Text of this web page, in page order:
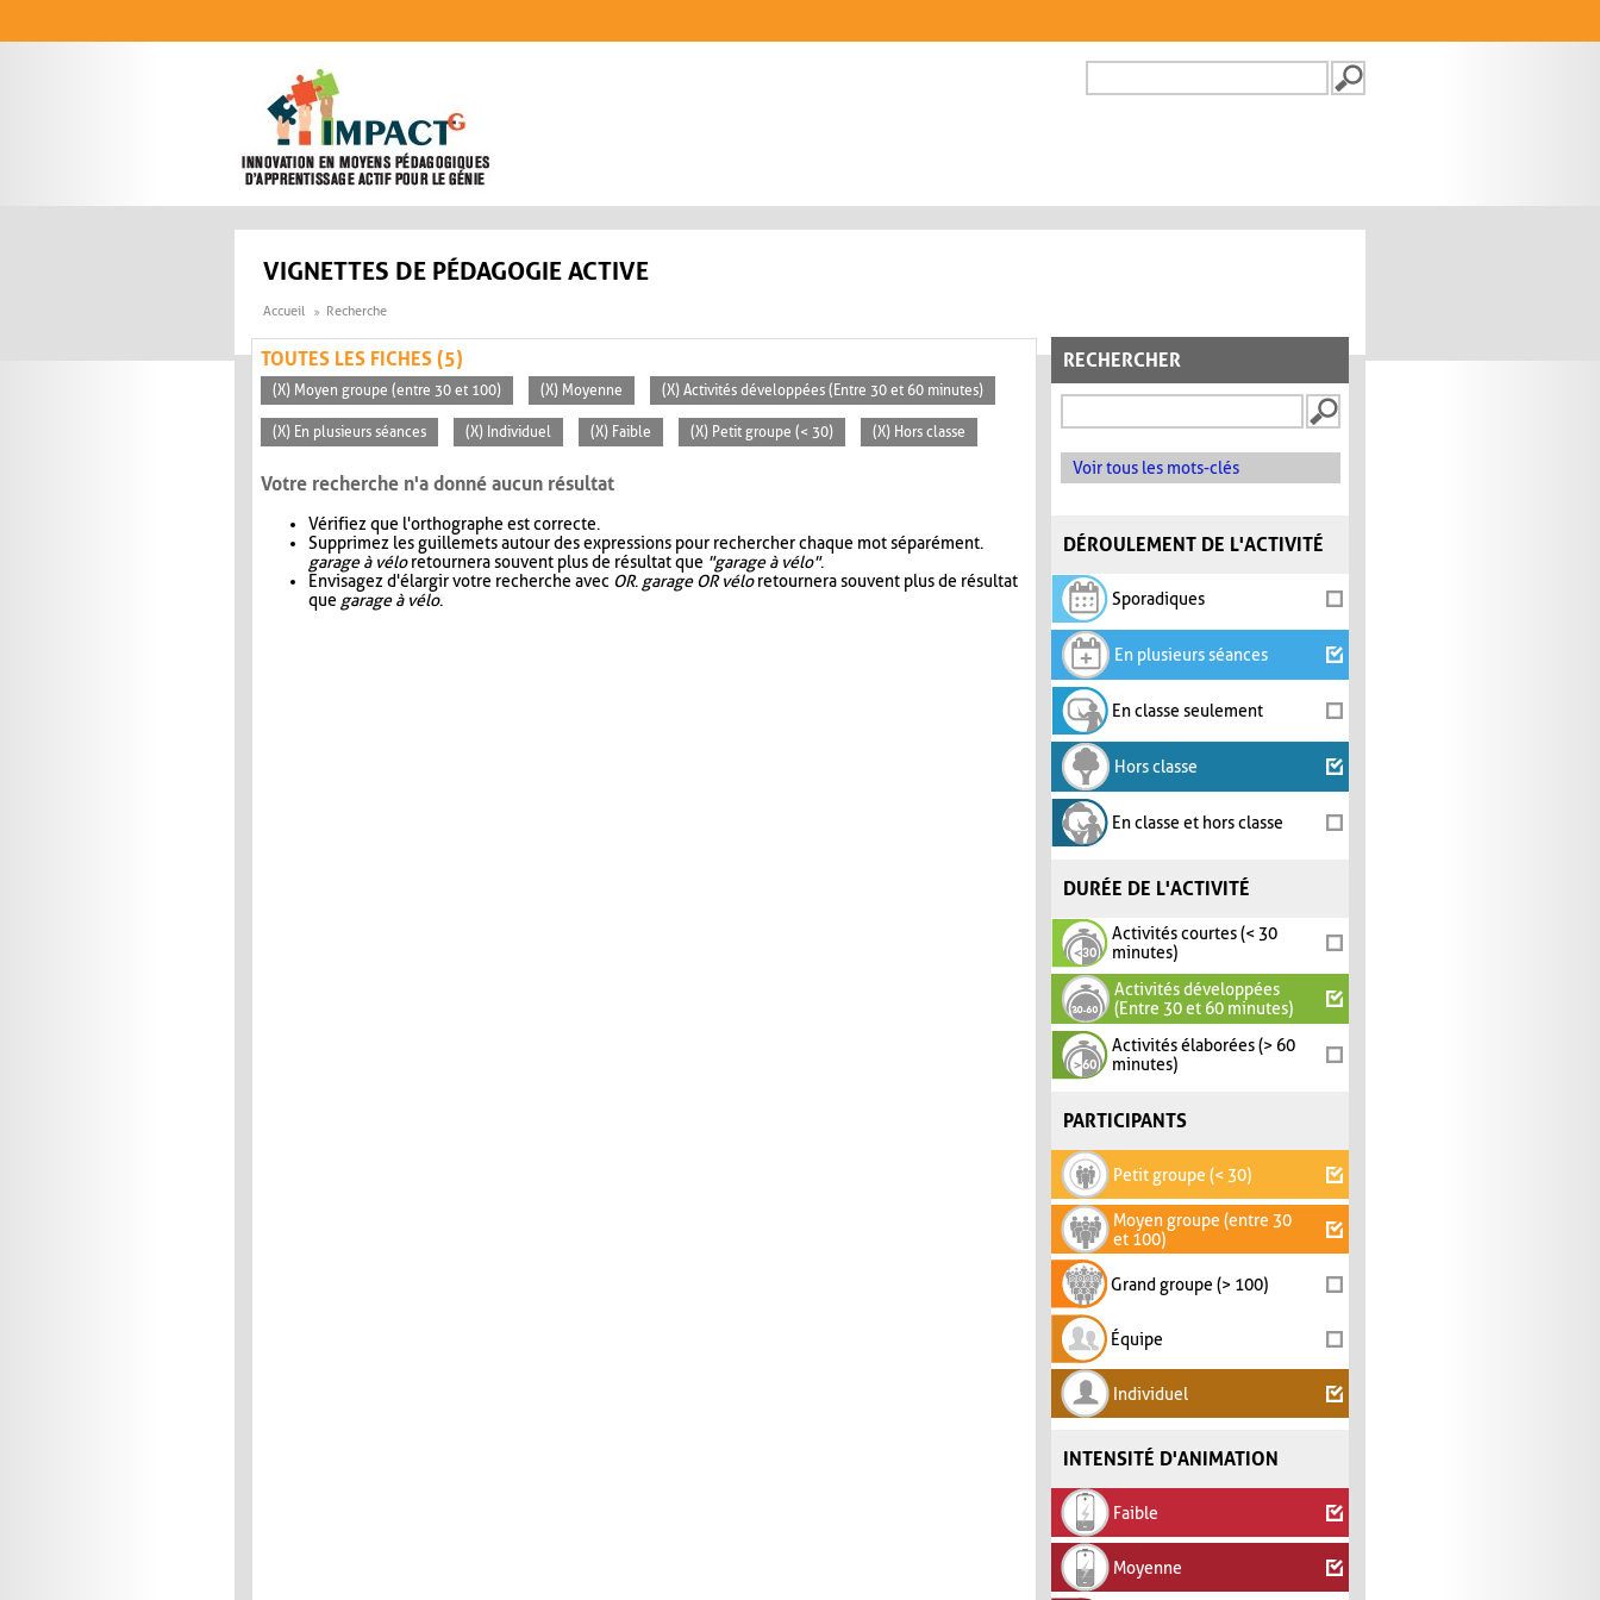
FORMULAIRE DE
VIGNETTES DE PÉDAGOGIE ACTIVE
Accueil Recherche
RECHERCHER
Voir tous les mots-clés
DÉROULEMENT DE L'ACTIVITÉ
Sporadiques
En plusieurs séances
En classe seulement
Hors classe
En classe et hors classe
DURÉE DE L'ACTIVITÉ
Activités courtes (< 30
minutes)
Activités développées
(Entre 30 et 60 minutes)
Activités élaborées (> 60
minutes)
PARTICIPANTS
Petit groupe (< 30)
Moyen groupe (entre 30
et 100)
Grand groupe (> 100)
Équipe
Individuel
INTENSITÉ D'ANIMATION
Faible
Moyenne
TOUTES LES FICHES (5)
(X) Moyen groupe (entre 30 et 100) (X) Moyenne (X) Activités développées (Entre 30 et 60 minutes)
(X) En plusieurs séances (X) Individuel (X) Faible (X) Petit groupe (< 30) (X) Hors classe
Votre recherche n'a donné aucun résultat
Vérifiez que l'orthographe est correcte.
Supprimez les guillemets autour des expressions pour rechercher chaque mot séparément.
garage à véloretournera souvent plus de résultat que "garage à vélo".
Envisagez d'élargir votre recherche avec OR. garage OR véloretournera souvent plus de résultat
que garage à vélo.